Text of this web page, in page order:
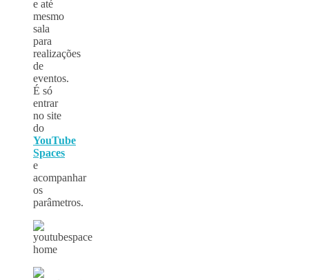
e até
mesmo
sala
para
realizações
de
eventos.
É só
entrar
no site
do
YouTube
Spaces
e
acompanhar
os
parâmetros.